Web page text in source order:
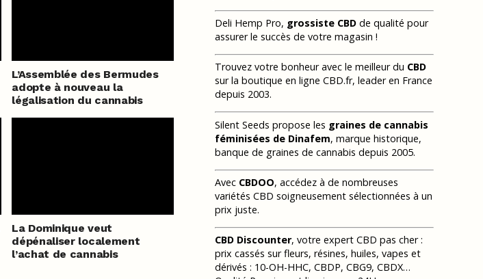
L’Assemblée des Bermudes
adopte à nouveau la
légalisation du cannabis
La Dominique veut
dépénaliser localement
l’achat de cannabis
Deli Hemp Pro, grossiste CBD de qualité pour
assurer le succès de votre magasin !
Trouvez votre bonheur avec le meilleur du CBD
sur la boutique en ligne CBD.fr, leader en France
depuis 2003.
Silent Seeds propose les graines de cannabis
féminisées de Dinafem, marque historique,
banque de graines de cannabis depuis 2005.
Avec CBDOO, accédez à de nombreuses
variétés CBD soigneusement sélectionnées à un
prix juste.
CBD Discounter, votre expert CBD pas cher :
prix cassés sur fleurs, résines, huiles, vapes et
dérivés : 10-OH-HHC, CBDP, CBG9, CBDX…